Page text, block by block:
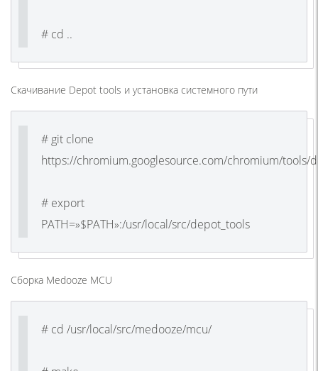
# cd ..
Скачивание Depot tools и установка системного пути
# git clone
https://chromium.googlesource.com/chromium/tools/
# export
PATH=»$PATH»:/usr/local/src/depot_tools
Сборка Medooze MCU
# cd /usr/local/src/medooze/mcu/